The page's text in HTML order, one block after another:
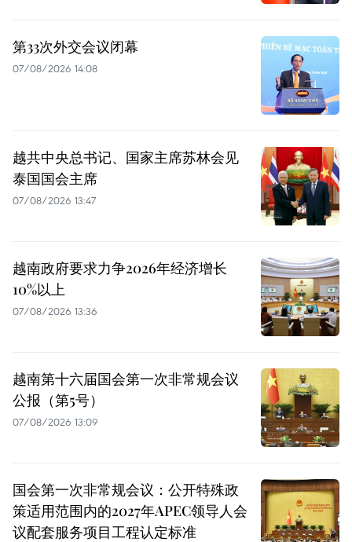
第33次外交会议闭幕
07/08/2026 14:08
越共中央总书记、国家主席苏林会见
泰国国会主席
07/08/2026 13:47
越南政府要求力争2026年经济增长
10%以上
07/08/2026 13:36
越南第十六届国会第一次非常规会议
公报（第5号）
07/08/2026 13:09
国会第一次非常规会议：公开特殊政
策适用范围内的2027年APEC领导人会
议配套服务项目工程认定标准